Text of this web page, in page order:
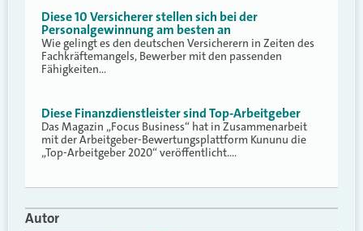
Diese 10 Versicherer stellen sich bei der
Personalgewinnung am besten an
Wie gelingt es den deutschen Versicherern in Zeiten des
Fachkräftemangels, Bewerber mit den passenden
Fähigkeiten…
Diese Finanzdienstleister sind Top-Arbeitgeber
Das Magazin „Focus Business“ hat in Zusammenarbeit
mit der Arbeitgeber-Bewertungsplattform Kununu die
„Top-Arbeitgeber 2020“ veröffentlicht.…
Autor